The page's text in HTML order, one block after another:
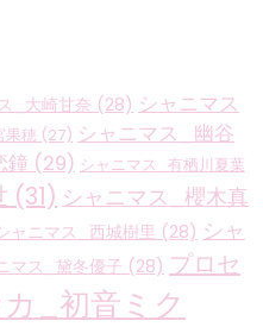
_大崎甘奈 (28) シャニマス
果穂 (27) シャニマス_幽谷
鐘 (29) シャニマス_有栖川夏葉
(31) シャニマス_櫻木真
ャニマス_西城樹里 (28) シャ
マス_黛冬優子 (28) プロセ
_初音ミク